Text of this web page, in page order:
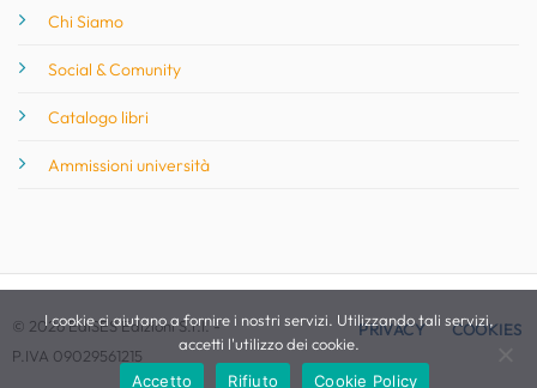
Chi Siamo
Social & Comunity
Catalogo libri
Ammissioni università
© 2026 EdiSES Edizioni S.r.l. -
P.IVA 09029561215
PRIVACY COOKIES
I cookie ci aiutano a fornire i nostri servizi. Utilizzando tali servizi,
accetti l'utilizzo dei cookie.
Accetto
Rifiuto Cookie Policy